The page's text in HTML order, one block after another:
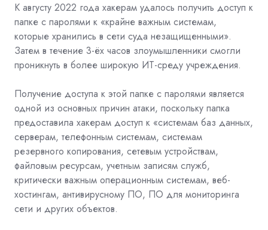
К августу 2022 года хакерам удалось получить доступ к
папке с паролями к «крайне важным системам,
которые хранились в сети суда незащищенными».
Затем в течение 3-ёх часов злоумышленники смогли
проникнуть в более широкую ИТ-среду учреждения.
Получение доступа к этой папке с паролями является
одной из основных причин атаки, поскольку папка
предоставила хакерам доступ к «системам баз данных,
серверам, телефонным системам, системам
резервного копирования, сетевым устройствам,
файловым ресурсам, учетным записям служб,
критически важным операционным системам, веб-
хостингам, антивирусному ПО, ПО для мониторинга
сети и других объектов.